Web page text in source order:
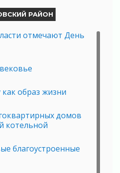
РАЙОН
отмечают День
образ жизни
домов
котельной
благоустроенные